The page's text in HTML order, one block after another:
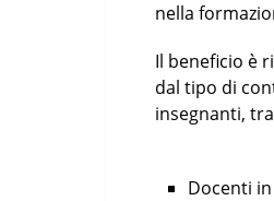
nella
Il beneficio è
dal tipo di
insegnanti,
Docenti